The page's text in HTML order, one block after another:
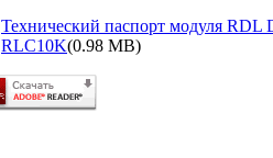
Технический паспорт модуля RDL
RLC10K(0.98 MB)